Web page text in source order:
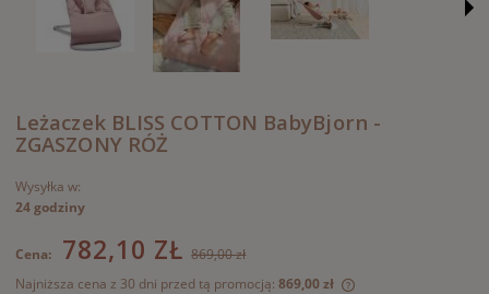
Leżaczek BLISS COTTON BabyBjorn -
ZGASZONY RÓŻ
Wysyłka w:
24 godziny
Cena: 782,10 ZŁ 869,00 zł
Najniższa cena z 30 dni przed tą promocją: 869,00 zł